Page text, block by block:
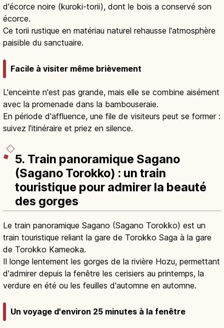
d'écorce noire (kuroki-torii), dont le bois a conservé son
écorce.
Ce torii rustique en matériau naturel rehausse l'atmosphère
paisible du sanctuaire.
Facile à visiter même brièvement
L'enceinte n'est pas grande, mais elle se combine aisément
avec la promenade dans la bambouseraie.
En période d'affluence, une file de visiteurs peut se former :
suivez l'itinéraire et priez en silence.
5. Train panoramique Sagano
(Sagano Torokko) : un train
touristique pour admirer la beauté
des gorges
Le train panoramique Sagano (Sagano Torokko) est un
train touristique reliant la gare de Torokko Saga à la gare
de Torokko Kameoka.
Il longe lentement les gorges de la rivière Hozu, permettant
d'admirer depuis la fenêtre les cerisiers au printemps, la
verdure en été ou les feuilles d'automne en automne.
Un voyage d'environ 25 minutes à la fenêtre